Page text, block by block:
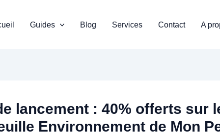
Guides Blog Services Contact A
lancement : 40% offerts sur
Environnement de Mon